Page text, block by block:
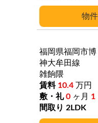
福岡県福岡市博
神大牟田線
雑餉隈
10.4 万円
0 ヶ月 1
2LDK